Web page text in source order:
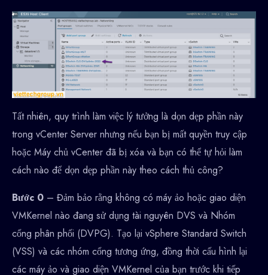
Tất nhiên, quy trình làm việc lý tưởng là dọn dẹp phần này
trong vCenter Server nhưng nếu bạn bị mất quyền truy cập
hoặc Máy chủ vCenter đã bị xóa và bạn có thể tự hỏi làm
cách nào để dọn dẹp phần này theo cách thủ công?
Bước 0 – Đảm bảo rằng không có máy ảo hoặc giao diện
VMKernel nào đang sử dụng tài nguyên DVS và Nhóm
cổng phân phối (DVPG). Tạo lại vSphere Standard Switch
(VSS) và các nhóm cổng tương ứng, đồng thời cấu hình lại
các máy ảo và giao diện VMKernel của bạn trước khi tiếp